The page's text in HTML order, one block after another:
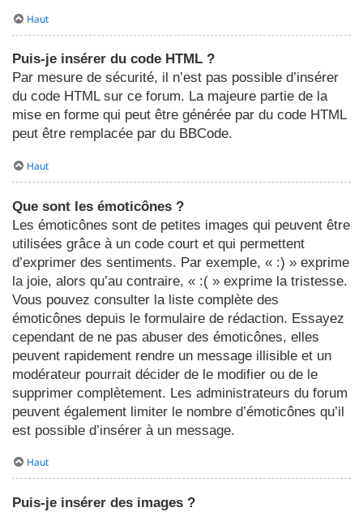
Haut
Puis-je insérer du code HTML ?
Par mesure de sécurité, il n’est pas possible d’insérer
du code HTML sur ce forum. La majeure partie de la
mise en forme qui peut être générée par du code HTML
peut être remplacée par du BBCode.
Haut
Que sont les émoticônes ?
Les émoticônes sont de petites images qui peuvent être
utilisées grâce à un code court et qui permettent
d’exprimer des sentiments. Par exemple, « :) » exprime
la joie, alors qu’au contraire, « :( » exprime la tristesse.
Vous pouvez consulter la liste complète des
émoticônes depuis le formulaire de rédaction. Essayez
cependant de ne pas abuser des émoticônes, elles
peuvent rapidement rendre un message illisible et un
modérateur pourrait décider de le modifier ou de le
supprimer complètement. Les administrateurs du forum
peuvent également limiter le nombre d’émoticônes qu’il
est possible d’insérer à un message.
Haut
Puis-je insérer des images ?